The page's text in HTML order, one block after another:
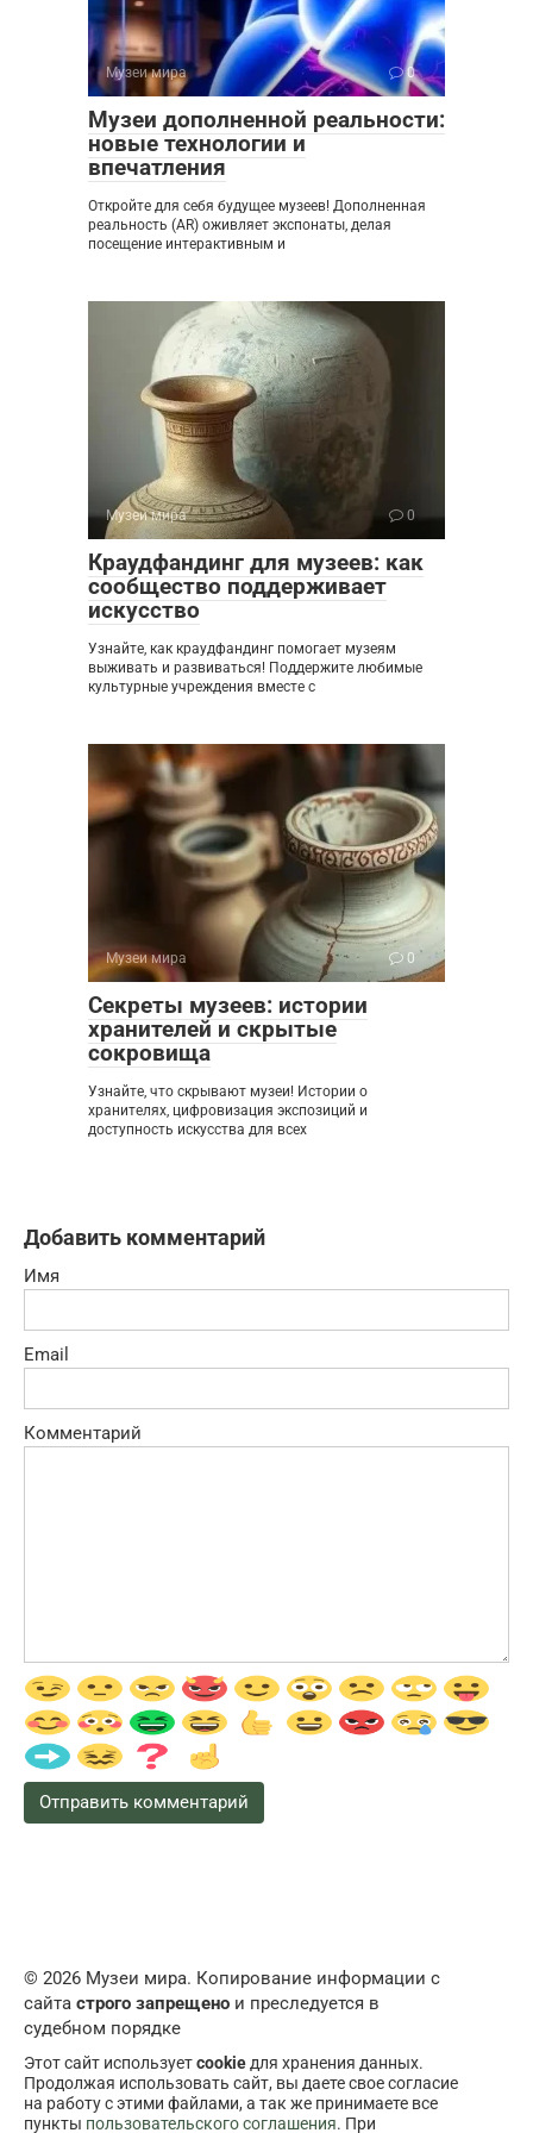
Музеи мира 0
Музеи дополненной реальности:
новые технологии и
впечатления
Откройте для себя будущее музеев! Дополненная
реальность (AR) оживляет экспонаты, делая
посещение интерактивным и
Музеи мира 0
Краудфандинг для музеев: как
сообщество поддерживает
искусство
Узнайте, как краудфандинг помогает музеям
выживать и развиваться! Поддержите любимые
культурные учреждения вместе с
Музеи мира 0
Секреты музеев: истории
хранителей и скрытые
сокровища
Узнайте, что скрывают музеи! Истории о
хранителях, цифровизация экспозиций и
доступность искусства для всех
Добавить комментарий
Имя
Email
Комментарий
© 2026 Музеи мира. Копирование информации с
сайта строго запрещено и преследуется в
судебном порядке
Этот сайт используетcookie для хранения данных.
Продолжая использовать сайт, вы даете свое согласие
на работу с этими файлами, а так же принимаете все
пункты пользовательского соглашения. При